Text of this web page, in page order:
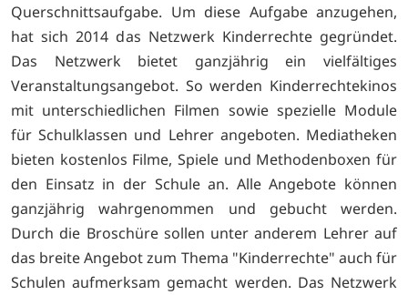
Querschnittsaufgabe. Um diese Aufgabe anzugehen,
hat sich 2014 das Netzwerk Kinderrechte gegründet.
Das Netzwerk bietet ganzjährig ein vielfältiges
Veranstaltungsangebot. So werden Kinderrechtekinos
mit unterschiedlichen Filmen sowie spezielle Module
für Schulklassen und Lehrer angeboten. Mediatheken
bieten kostenlos Filme, Spiele und Methodenboxen für
den Einsatz in der Schule an. Alle Angebote können
ganzjährig wahrgenommen und gebucht werden.
Durch die Broschüre sollen unter anderem Lehrer auf
das breite Angebot zum Thema "Kinderrechte" auch für
Schulen aufmerksam gemacht werden. Das Netzwerk